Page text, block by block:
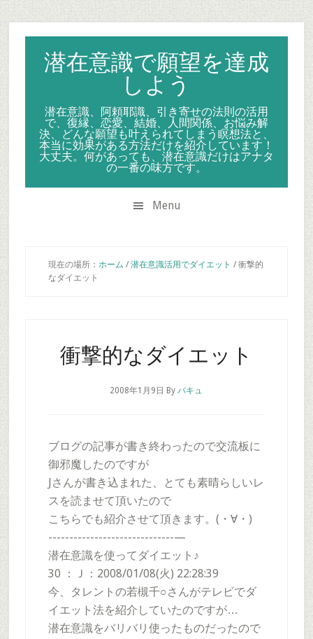
Skip
to
secondary
menu
Skip
to
main
content
Skip
to
primary
sidebar
潜在意識で願望を達成
しよう
潜在意識、阿頼耶識、引き寄せの法則の活用
で、復縁、恋愛、結婚、人間関係、お悩み解
決、どんな願望も叶えられてしまう瞑想法と、
本当に効果がある方法だけを紹介しています！
大丈夫。何があっても、潜在意識だけはアナタ
の一番の味方です。
Menu
現在の場所： ホーム / 潜在意識活用でダイエット /衝撃的
なダイエット
衝撃的なダイエット
2008年1月9日 Byバキュ
ブログの記事が書き終わったので交流板に
御邪魔したのですが
Jさんが書き込まれた、とても素晴らしいレ
スを読ませて頂いたので
こちらでも紹介させて頂きます。(・∀・)
------------------------------—
潜在意識を使ってダイエット♪
30 ：Ｊ：2008/01/08(火) 22:28:39
今、タレントの若槻千○さんがテレビでダ
イエット法を紹介していたのですが…
潜在意識をバリバリ使ったものだったので